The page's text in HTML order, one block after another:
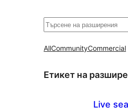
Търсене
AllCommunityCommercial
Етикет на
Live